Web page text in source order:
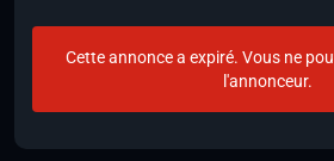
Cette annonce a expiré. Vous ne
l'annonceur.